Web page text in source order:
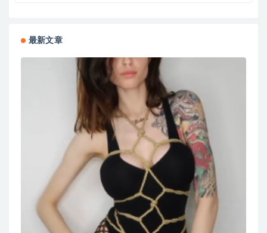
最新文章